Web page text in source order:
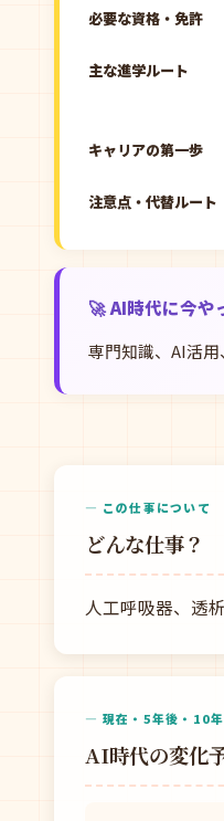
必要な資格・免許
主な進学ルート
キャリアの第一歩
注意点・代替ルート
🚀 AI時代に今や
専門知識、AI活用
— この仕事について
どんな仕事？
人工呼吸器、透
— 現在・5年後・10
AI時代の変化